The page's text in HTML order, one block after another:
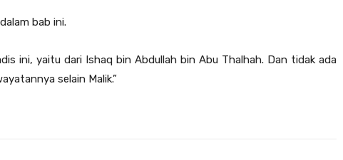
bab ini.
ini, yaitu dari Ishaq bin Abdullah bin Abu Thalhah. Dan tidak ada
selain Malik.”